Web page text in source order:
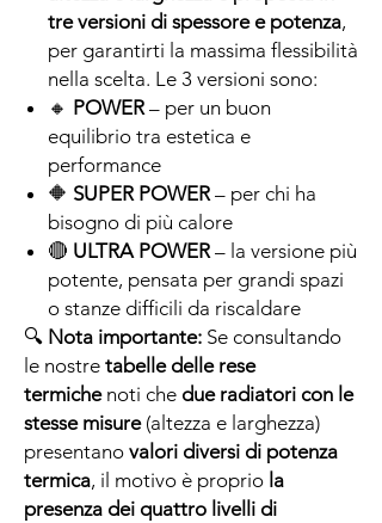
tre versioni di spessore e potenza,
per garantirti la massima flessibilità
nella scelta. Le 3 versioni sono:
🔸 POWER – per un buon
equilibrio tra estetica e
performance
🔶 SUPER POWER – per chi ha
bisogno di più calore
🔴 ULTRA POWER – la versione più
potente, pensata per grandi spazi
o stanze difficili da riscaldare
🔍 Nota importante: Se consultando
le nostre tabelle delle rese
termiche noti che due radiatori con le
stesse misure (altezza e larghezza)
presentano valori diversi di potenza
termica, il motivo è proprio la
presenza dei quattro livelli di